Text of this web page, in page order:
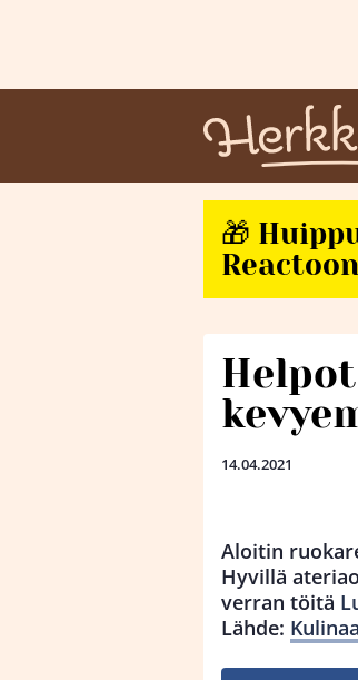
🎁
14.04.2021
Aloitin
Hyvillä
verran töitä
Lähde: